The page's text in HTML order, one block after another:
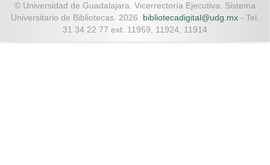
© Universidad de Guadalajara. Vicerrectoría Ejecutiva. Sistema
Universitario de Bibliotecas. 2026. bibliotecadigital@udg.mx - Tel.
31 34 22 77 ext. 11959, 11924, 11914